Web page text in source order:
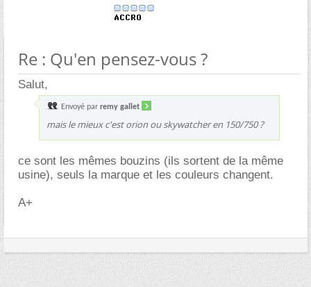
Re : Qu'en pensez-vous ?
Salut,
Envoyé par remy gallet
mais le mieux c'est orion ou skywatcher en 150/750 ?
ce sont les mêmes bouzins (ils sortent de la même
usine), seuls la marque et les couleurs changent.
A+